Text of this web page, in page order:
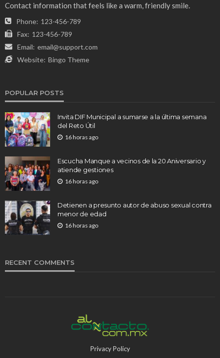
Contact information that feels like a warm, friendly smile.
Phone: 123-456-789
Fax: 123-456-789
Email: email@support.com
Website: Bingo Theme
POPULAR POSTS
Invita DIF Municipal a sumarse a la última semana
del Reto Útil
16 horas ago
Escucha Manque a vecinos de la 20 Aniversario y
atiende gestiones
16 horas ago
Detienen a presunto autor de abuso sexual contra
menor de edad
16 horas ago
RECENT COMMENTS
Privacy Policy